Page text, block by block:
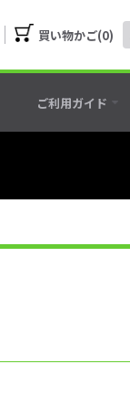
買い物かご 0
ご利用ガイド